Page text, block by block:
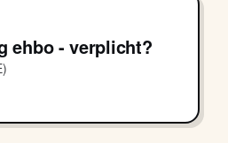
ehbo - verplicht?